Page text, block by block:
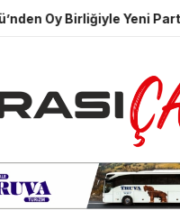
Birliğiyle Yeni Parti Kararı